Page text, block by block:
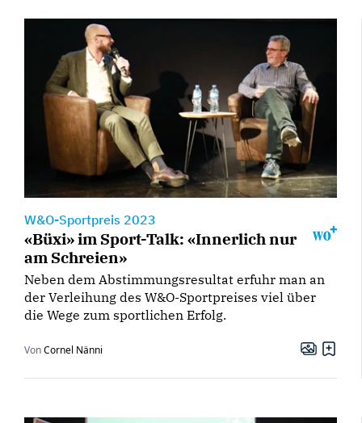
W&O-Sportpreis 2023
«Büxi» im Sport-Talk: «Innerlich nur
am Schreien»
Neben dem Abstimmungsresultat erfuhr man an
der Verleihung des W&O-Sportpreises viel über
die Wege zum sportlichen Erfolg.
VonCornel Nänni